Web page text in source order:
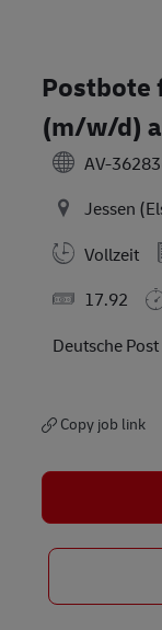
Postbote
(m/w/d)
AV-
Jessen
Vollzeit
17.92
Deutsche Post
Copy job link